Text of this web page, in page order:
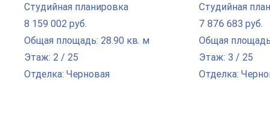
Студийная планировка
8 159 002 руб.
Общая площадь: 28.90 кв. м
Этаж: 2 / 25
Отделка: Черновая
Студийная
7 876 683 руб.
Общая
Этаж: 3 / 25
Отделка: